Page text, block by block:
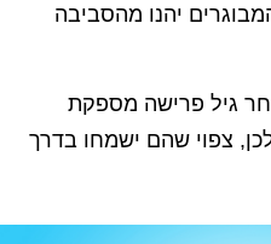
יהנו מהסביבה
גיל פרישה מספקת
צפוי שהם ישמחו בדרך